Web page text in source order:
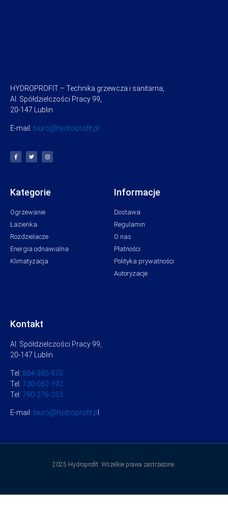
HYDROPROFIT – Technika grzewcza i sanitarna,
Al. Spółdzielczości Pracy 99,
20-147 Lublin
E-mail: biuro@hydroprofit.pl
Kategorie
Ogrzewanie
Łazienka
Rozdzielacze
Energia odnawialna
Klimatyzacja
Informacje
Dostawa
Regulamin
O nas
Płatności
Polityka prywatności
Autoryzacje
Kontakt
Al. Spółdzielczości Pracy 99,
20-147 Lublin
Tel: 884-385-970
Tel: 730-082-192
Tel: 790-276-253
E-mail: biuro@hydroprofit.p
2025 Hydroprofit. Wszelkie prawa zastrzeżone.